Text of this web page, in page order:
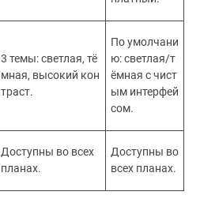
3 темы: светлая, тё
мная, высокий кон
траст.
По умолчани
ю: светлая/т
ёмная с чист
ым интерфей
сом.
Доступны во всех
планах.
Доступны во
всех планах.